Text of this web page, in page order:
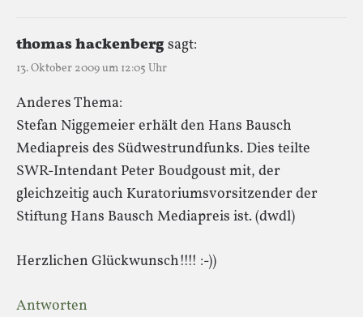
thomas hackenbergsagt:
13. Oktober 2009 um 12:05 Uhr
Anderes Thema:
Stefan Niggemeier erhält den Hans Bausch
Mediapreis des Südwestrundfunks. Dies teilte
SWR-Intendant Peter Boudgoust mit, der
gleichzeitig auch Kuratoriumsvorsitzender der
Stiftung Hans Bausch Mediapreis ist. (dwdl)
Herzlichen Glückwunsch!!!! :-))
Antworten